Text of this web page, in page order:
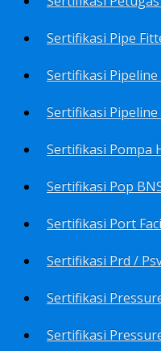
Sertifikasi Pipe
Sertifikasi
Sertifikasi Pompa
Sertifikasi Pop
Sertifikasi Prd /
Sertifikasi
Sertifikasi